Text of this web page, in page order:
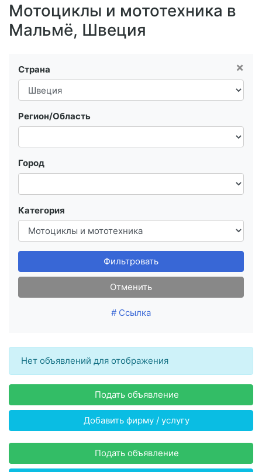
Мотоциклы и мототехника в
Мальмё, Швеция
×
Страна
Регион/Область
Город
Категория
Фильтровать
Отменить
# Ссылка
Нет объявлений для отображения
Подать объявление
Добавить фирму / услугу
Подать объявление